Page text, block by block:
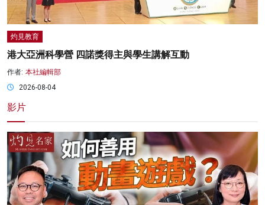
灼見教育
港大亞洲科學營 四諾獎得主與學生講解互動
作者: 本社編輯部
2026-08-04
影片